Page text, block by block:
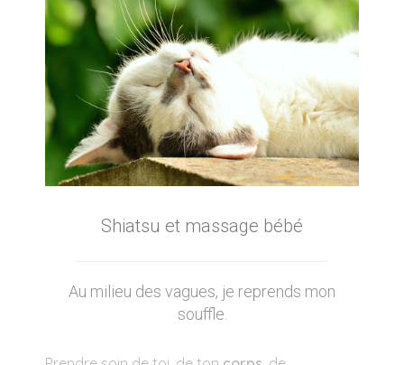
Shiatsu et massage bébé
Au milieu des vagues, je reprends mon
souffle.